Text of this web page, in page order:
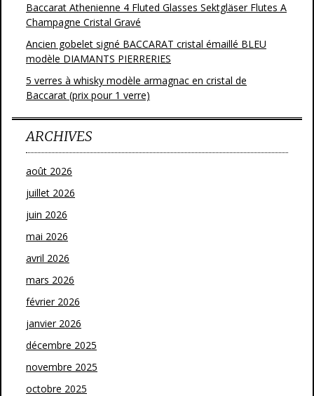
Baccarat Athenienne 4 Fluted Glasses Sektgläser Flutes A
Champagne Cristal Gravé
Ancien gobelet signé BACCARAT cristal émaillé BLEU
modèle DIAMANTS PIERRERIES
5 verres à whisky modèle armagnac en cristal de
Baccarat (prix pour 1 verre)
ARCHIVES
août 2026
juillet 2026
juin 2026
mai 2026
avril 2026
mars 2026
février 2026
janvier 2026
décembre 2025
novembre 2025
octobre 2025